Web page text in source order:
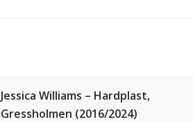
Jessica Williams – Hardplast,
Gressholmen (2016/2024)